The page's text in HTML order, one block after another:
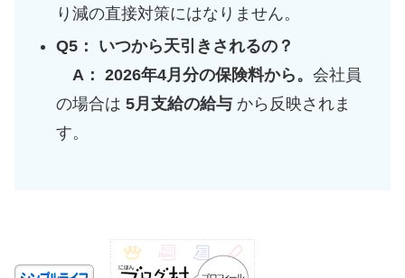
り減の直接対策にはなりません。
Q5： いつから天引きされるの？
A： 2026年4月分の保険料から。 会社員
の場合は 5月支給の給与から反映されま
す。